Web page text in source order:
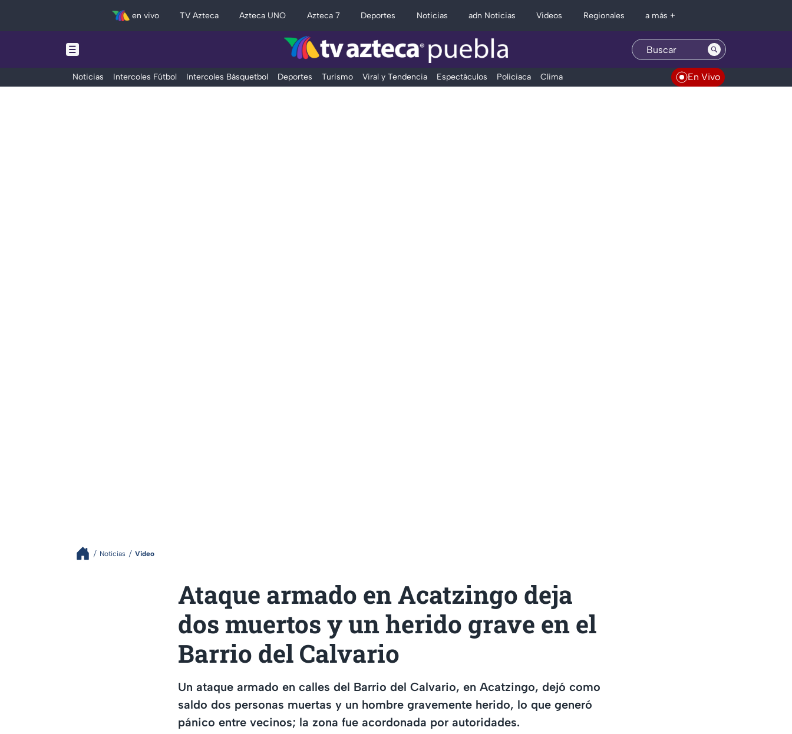
en vivo TV Azteca Azteca UNO Azteca 7 Deportes Noticias adn Noticias Videos Regionales a más +
Noticias Intercoles Fútbol Intercoles Básquetbol Deportes Turismo Viral y Tendencia Espectáculos Policiaca Clima En Vivo
Noticias Video
Ataque armado en Acatzingo deja
dos muertos y un herido grave en el
Barrio del Calvario
Un ataque armado en calles del Barrio del Calvario, en Acatzingo, dejó como
saldo dos personas muertas y un hombre gravemente herido, lo que generó
pánico entre vecinos; la zona fue acordonada por autoridades.